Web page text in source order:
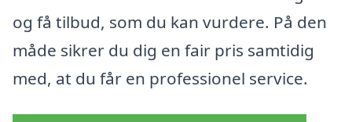
og få tilbud, som du kan vurdere. På den
måde sikrer du dig en fair pris samtidig
med, at du får en professionel service.